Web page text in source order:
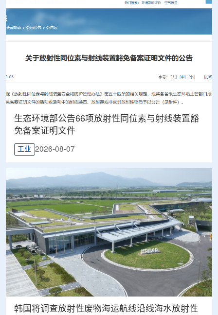
生态环境部公告66项放射性同位素与射线装置豁
免备案证明文件
工业 2026-08-07
韩国将调查放射性废物海运航线沿线海水放射性